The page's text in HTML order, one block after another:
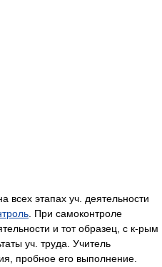
всех этапах уч. деятельности
. При самоконтроле
и тот образец, с к-рым
уч. труда. Учитель
пробное его выполнение.